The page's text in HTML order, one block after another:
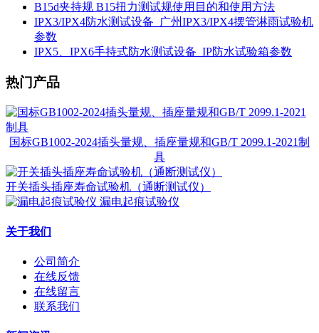
B15d夹持规 B15扭力测试规使用目的和使用方法
IPX3/IPX4防水测试设备_广州IPX3/IPX4摆管淋雨试验机
参数
IPX5、IPX6手持式防水测试设备_IP防水试验箱参数
热门产品
国标GB1002-2024插头量规、插座量规和GB/T 2099.1-2021制
具
开关插头插座寿命试验机（通断测试仪）
漏电起痕试验仪
关于我们
公司简介
在线反馈
在线留言
联系我们